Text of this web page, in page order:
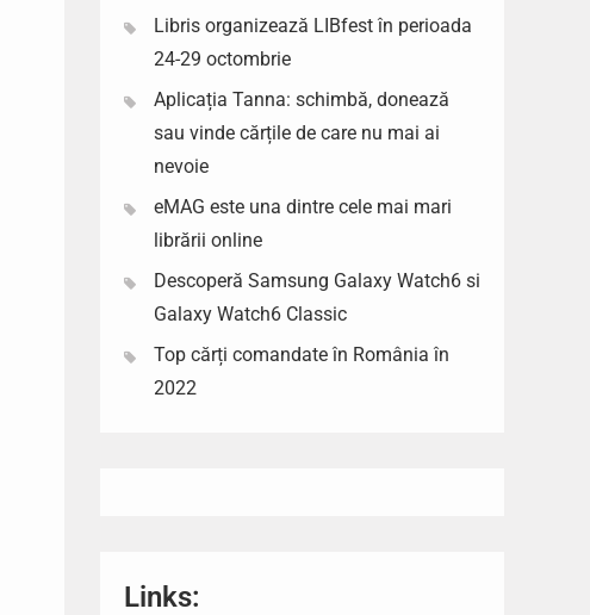
Libris organizează LIBfest în perioada
24-29 octombrie
Aplicația Tanna: schimbă, donează
sau vinde cărțile de care nu mai ai
nevoie
eMAG este una dintre cele mai mari
librării online
Descoperă Samsung Galaxy Watch6 si
Galaxy Watch6 Classic
Top cărți comandate în România în
2022
Links: